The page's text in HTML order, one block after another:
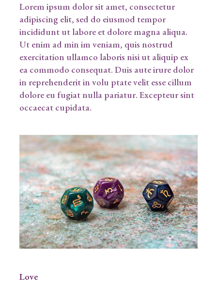
Lorem ipsum dolor sit amet, consectetur
adipiscing elit, sed do eiusmod tempor
incididunt ut labore et dolore magna aliqua.
Ut enim ad min im veniam, quis nostrud
exercitation ullamco laboris nisi ut aliquip ex
ea commodo consequat. Duis aute irure dolor
in reprehenderit in volu ptate velit esse cillum
dolore eu fugiat nulla pariatur. Excepteur sint
occaecat cupidata.
Love